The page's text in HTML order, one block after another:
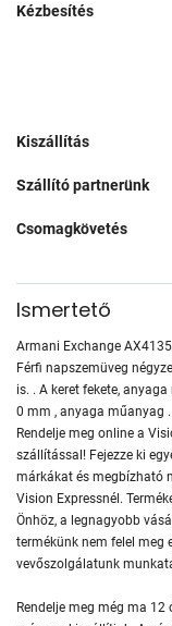
Kézbesítés
Kiszállítás
Szállító partnerünk
Csomagkövetés
Ismertető
Armani Exchange
Férfi napszemüveg
is. . A keret fekete,
0 mm , anyaga műanyag
Rendelje meg online a
szállítással! Fejezze ki
márkákat és megbízható
Vision Expressnél.
Önhöz, a legnagyobb
termékünk nem felel meg
vevőszolgálatunk
Rendelje meg még ma